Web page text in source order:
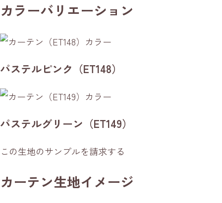
カラーバリエーション
パステルピンク（ET148）
パステルグリーン（ET149）
この生地のサンプルを請求する
カーテン生地イメージ